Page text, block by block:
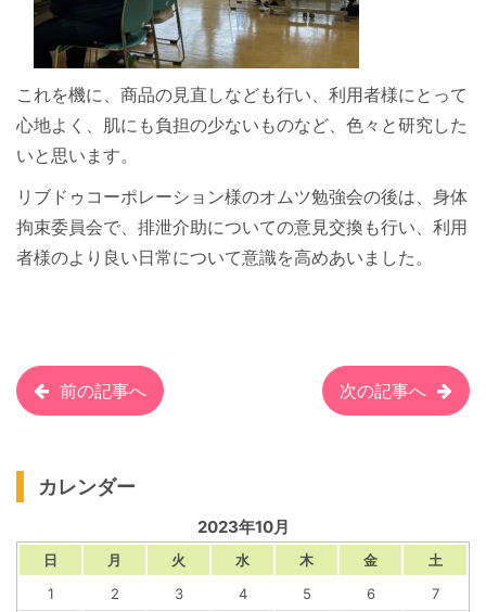
これを機に、商品の見直しなども行い、利用者様にとって
心地よく、肌にも負担の少ないものなど、色々と研究した
いと思います。
リブドゥコーポレーション様のオムツ勉強会の後は、身体
拘束委員会で、排泄介助についての意見交換も行い、利用
者様のより良い日常について意識を高めあいました。
前の記事へ 次の記事へ
カレンダー
2023年10月
日 月 火 水 木 金
土
1
2 3 4 5 6 7